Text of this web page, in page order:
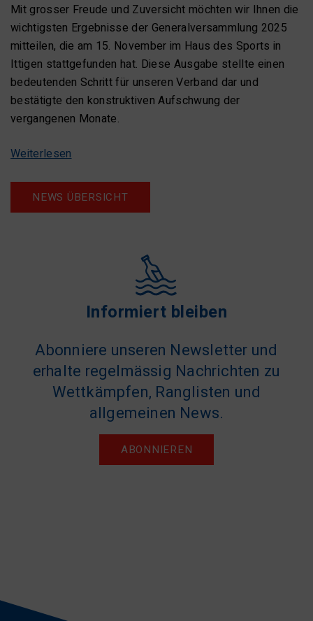
Mit grosser Freude und Zuversicht möchten wir Ihnen die
wichtigsten Ergebnisse der Generalversammlung 2025
mitteilen, die am 15. November im Haus des Sports in
Ittigen stattgefunden hat. Diese Ausgabe stellte einen
bedeutenden Schritt für unseren Verband dar und
bestätigte den konstruktiven Aufschwung der
vergangenen Monate.
Weiterlesen
NEWS ÜBERSICHT
Informiert bleiben
Abonniere unseren Newsletter und
erhalte regelmässig Nachrichten zu
Wettkämpfen, Ranglisten und
allgemeinen News.
ABONNIEREN